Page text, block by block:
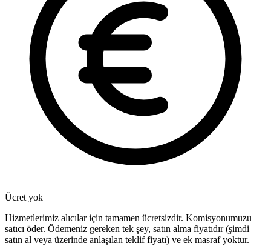
Ücret yok
Hizmetlerimiz alıcılar için tamamen ücretsizdir. Komisyonumuzu
satıcı öder. Ödemeniz gereken tek şey, satın alma fiyatıdır (şimdi
satın al veya üzerinde anlaşılan teklif fiyatı) ve ek masraf yoktur.